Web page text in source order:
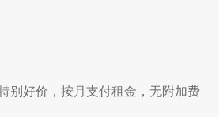
别好价，按月支付租金，无附加费